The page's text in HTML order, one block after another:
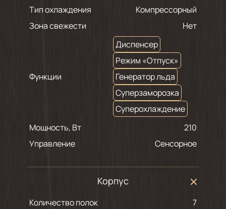
Тип охлаждения
Компрессорный
Зона свежести
Нет
Функции
Диспенсер
Режим «Отпуск»
Генератор льда
Суперзаморозка
Суперохлаждение
Мощность, Вт
210
Управление
Сенсорное
Корпус
Количество полок
7